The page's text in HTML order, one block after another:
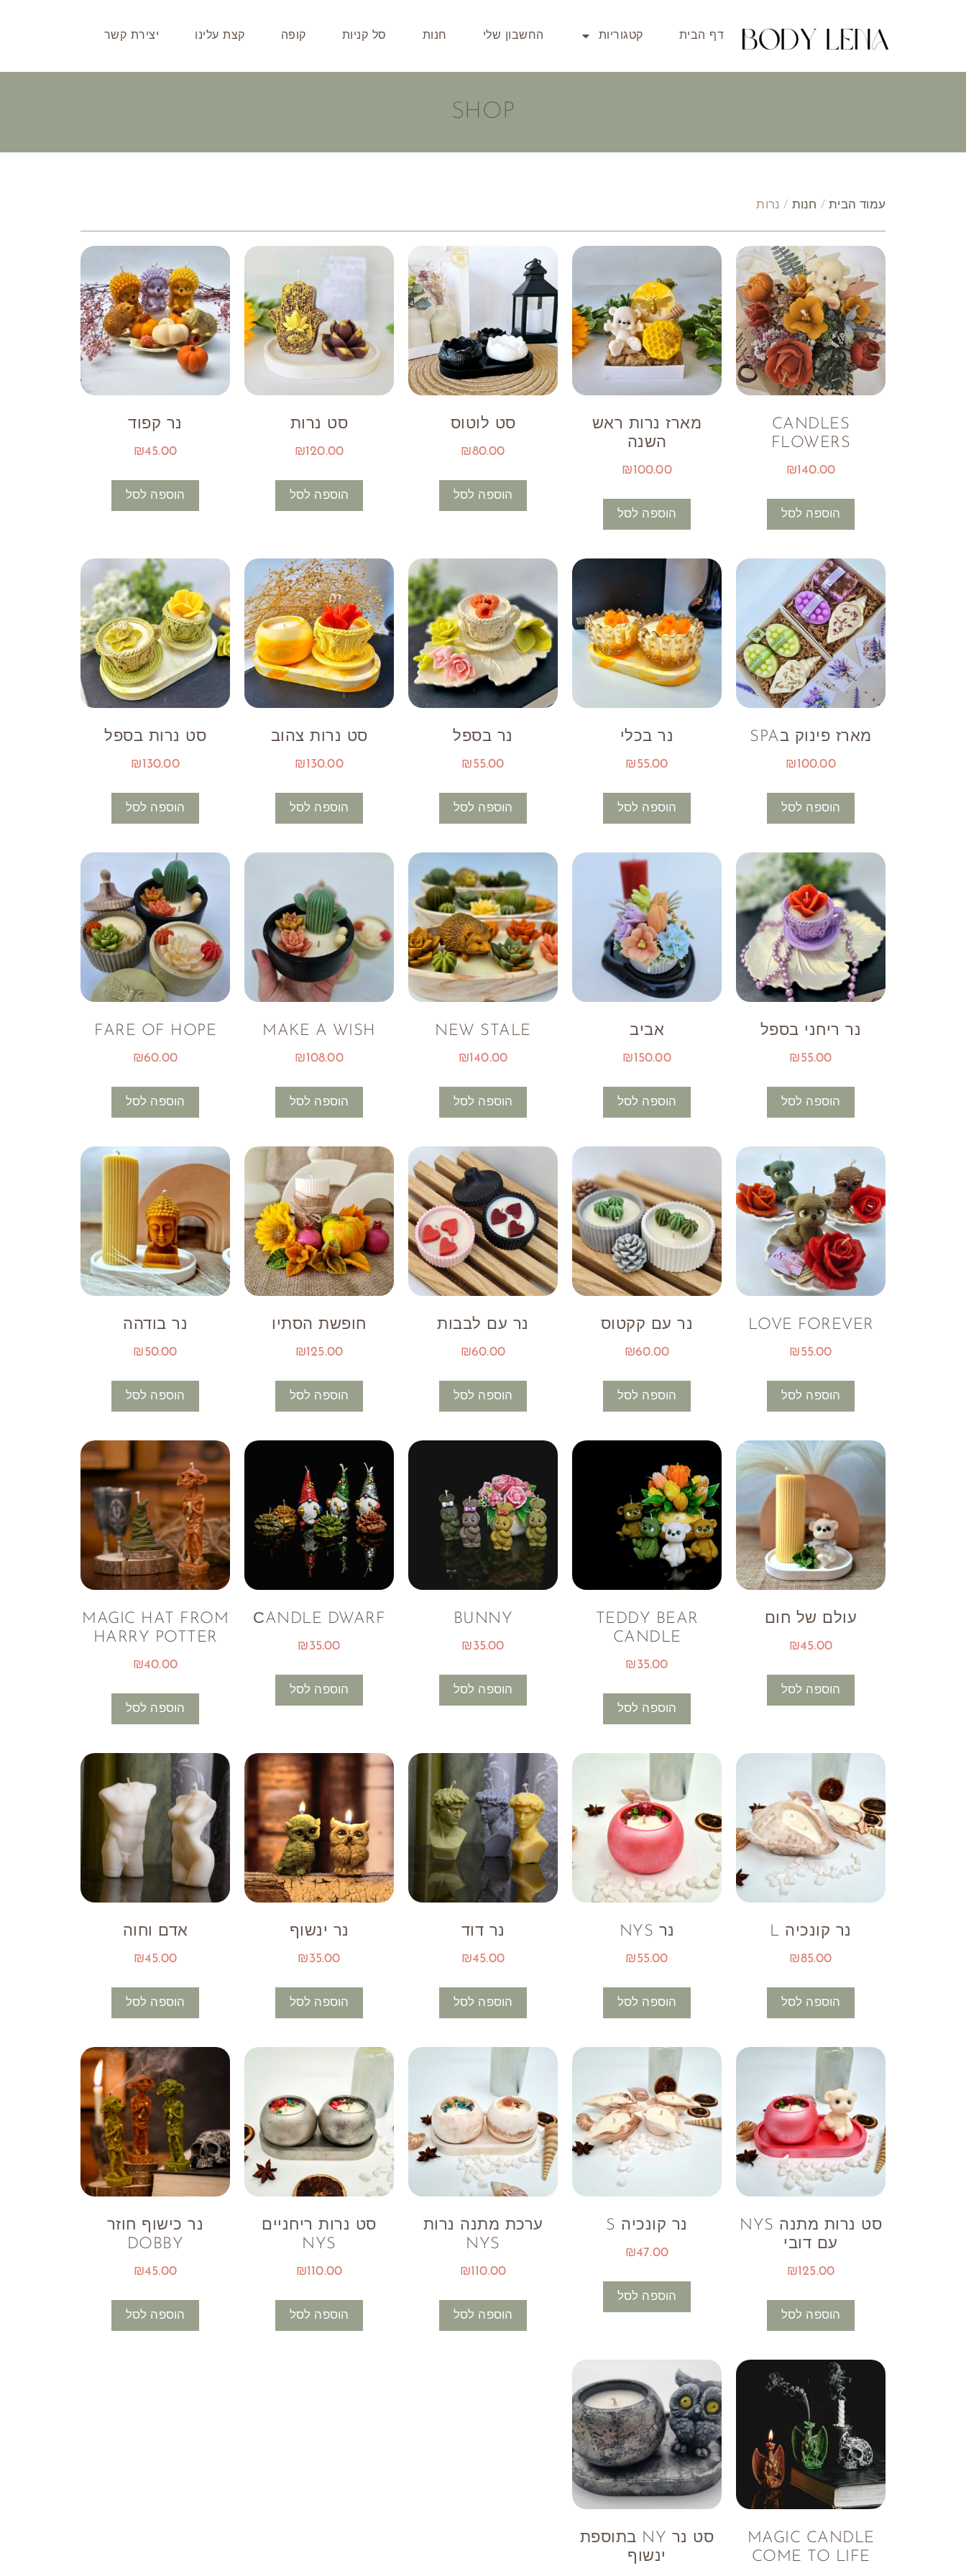
דף הבית קטגוריות החשבון שלי חנות סל קניות קופה קצת עלינו יצירת קשר
SHOP
עמוד הבית/ חנות / נרות
CANDLES
FLOWERS
₪140.00
הוספה לסל
מארז נרות ראש
השנה
₪100.00
הוספה לסל
סט לוטוס
₪80.00
הוספה לסל
סט נרות
₪120.00
הוספה לסל
נר קפוד
₪45.00
הוספה לסל
מארז פינוק בSPA
₪100.00
הוספה לסל
נר בכלי
₪55.00
הוספה לסל
נר בספל
₪55.00
הוספה לסל
סט נרות צהוב
₪130.00
הוספה לסל
סט נרות בספל
₪130.00
הוספה לסל
נר ריחני בספל
₪55.00
הוספה לסל
אביב
₪150.00
הוספה לסל
NEW STALE
₪140.00
הוספה לסל
MAKE A WISH
₪108.00
הוספה לסל
FARE OF HOPE
₪60.00
הוספה לסל
LOVE FOREVER
₪55.00
הוספה לסל
נר עם קקטוס
₪60.00
הוספה לסל
נר עם לבבות
₪60.00
הוספה לסל
חופשת הסתיו
₪125.00
הוספה לסל
נר בודהה
₪50.00
הוספה לסל
עולם של חום
₪45.00
הוספה לסל
TEDDY BEAR
CANDLE
₪35.00
הוספה לסל
BUNNY
₪35.00
הוספה לסל
СANDLE DWARF
₪35.00
הוספה לסל
MAGIC HAT FROM
HARRY POTTER
₪40.00
הוספה לסל
נר קונכיה L
₪85.00
הוספה לסל
נר NYS
₪55.00
הוספה לסל
נר דוד
₪45.00
הוספה לסל
נר ינשוף
₪35.00
הוספה לסל
אדם וחוה
₪45.00
הוספה לסל
סט נרות מתנה NYS
עם דובי
₪125.00
הוספה לסל
נר קונכיה S
₪47.00
הוספה לסל
ערכת מתנה נרות
NYS
₪110.00
הוספה לסל
סט נרות ריחניים
NYS
₪110.00
הוספה לסל
נר כישוף חוזר
DOBBY
₪45.00
הוספה לסל
MAGIC CANDLE
COME TO LIFE
סט נר NY בתוספת
ינשוף